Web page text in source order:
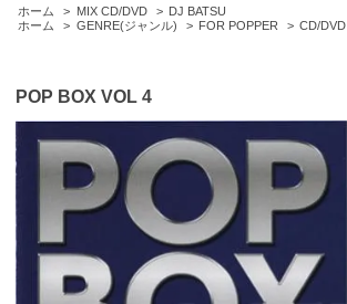
ホーム > MIX CD/DVD > DJ BATSU
ホーム
> GENRE(ジャンル) > FOR POPPER > CD/DVD
POP BOX VOL 4